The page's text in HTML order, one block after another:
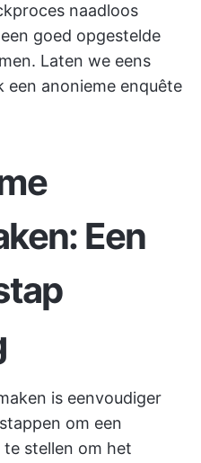
naadloos
goed opgestelde
Laten we eens
een anonieme enquête
Een
is eenvoudiger
om een
stellen om het